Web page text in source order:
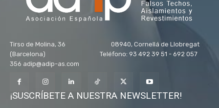
Tirso de Molina, 36 08940, Cornellá de Llobregat
(Barcelona) Teléfono: 93 492 39 51 - 692 057
356 adip@adip-as.com
¡SUSCRÍBETE A NUESTRA NEWSLETTER!